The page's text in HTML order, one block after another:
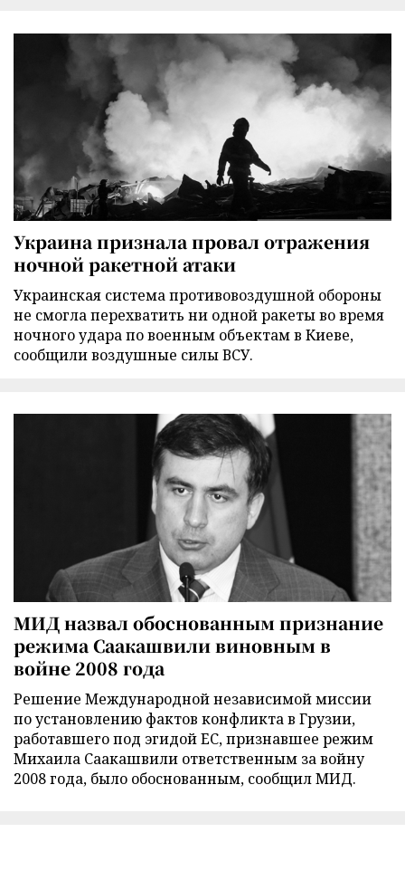
Украина признала провал отражения
ночной ракетной атаки
Украинская система противовоздушной обороны
не смогла перехватить ни одной ракеты во время
ночного удара по военным объектам в Киеве,
сообщили воздушные силы ВСУ.
МИД назвал обоснованным признание
режима Саакашвили виновным в
войне 2008 года
Решение Международной независимой миссии
по установлению фактов конфликта в Грузии,
работавшего под эгидой ЕС, признавшее режим
Михаила Саакашвили ответственным за войну
2008 года, было обоснованным, сообщил МИД.